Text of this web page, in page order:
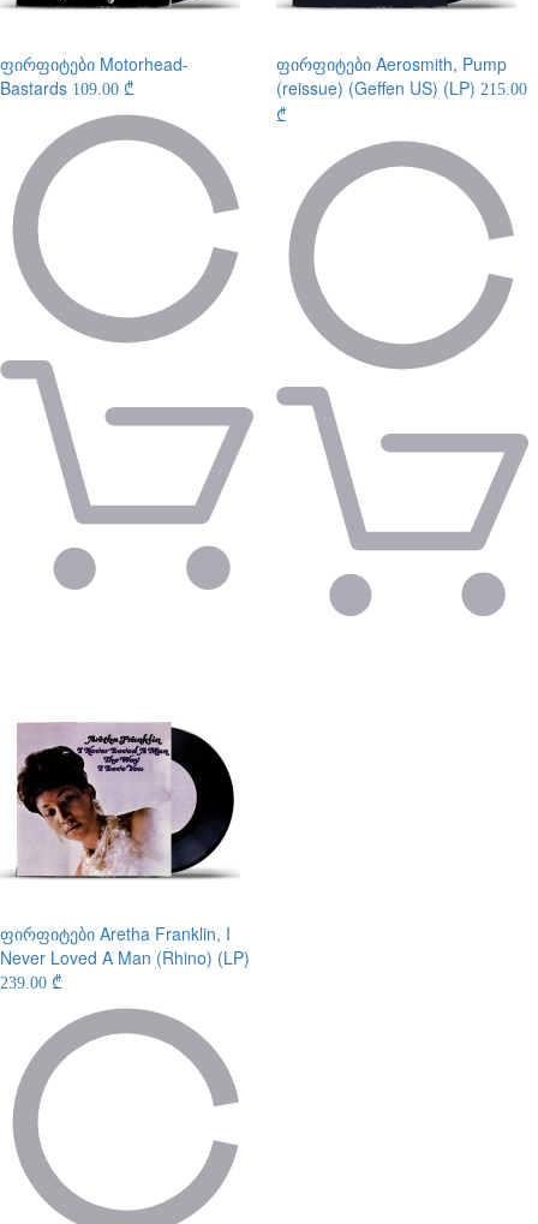
ფირფიტები Motorhead-
Bastards 109.00 ₾
ფირფიტები Aerosmith, Pump
(reissue) (Geffen US) (LP) 215.00
₾
ფირფიტები Aretha Franklin, I
Never Loved A Man (Rhino) (LP)
239.00 ₾